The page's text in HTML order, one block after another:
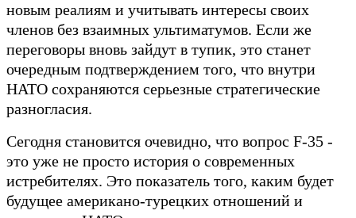
новым реалиям и учитывать интересы своих
членов без взаимных ультиматумов. Если же
переговоры вновь зайдут в тупик, это станет
очередным подтверждением того, что внутри
НАТО сохраняются серьезные стратегические
разногласия.
Сегодня становится очевидно, что вопрос F-35 -
это уже не просто история о современных
истребителях. Это показатель того, каким будет
будущее американо-турецких отношений и